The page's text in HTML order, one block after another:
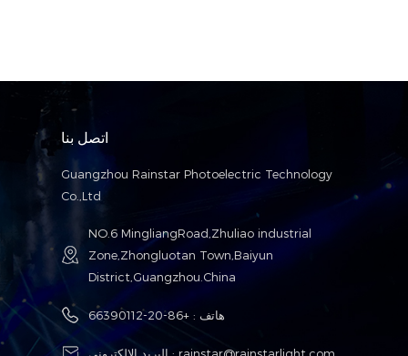
اتصل بنا
Guangzhou Rainstar Photoelectric Technology
Co.,Ltd
NO.6 MingliangRoad,Zhuliao industrial
Zone,Zhongluotan Town,Baiyun
District,Guangzhou.China
هاتف :+86-20-66390112
البريد الإلكتروني : rainstar@rainstarlight.com